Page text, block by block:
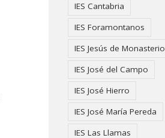
IES Cantabria
IES Foramontanos
IES Jesús de Monasterio
IES José del Campo
IES José Hierro
IES José María Pereda
IES Las Llamas